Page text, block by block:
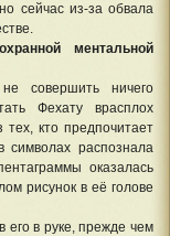
сейчас из-за обвала
ментальной
совершить ничего
Фехату врасплох
кто предпочитает
распознала
оказалась
рисунок в её голове
его в руке, прежде чем